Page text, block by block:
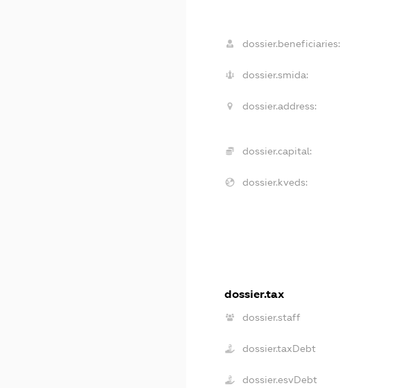
dossier.beneficiaries:
dossier.smida:
dossier.address:
dossier.capital:
dossier.kveds:
dossier.tax
dossier.staff
dossier.taxDebt
dossier.esvDebt